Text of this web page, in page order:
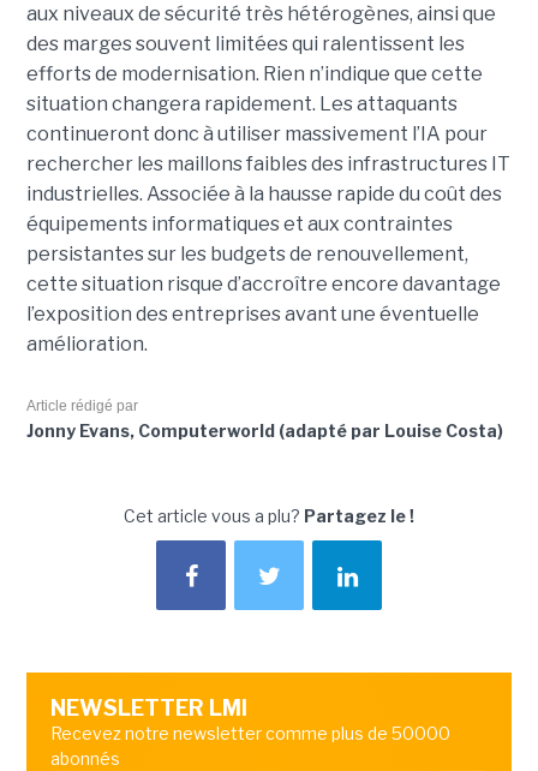
aux niveaux de sécurité très hétérogènes, ainsi que
des marges souvent limitées qui ralentissent les
efforts de modernisation. Rien n’indique que cette
situation changera rapidement. Les attaquants
continueront donc à utiliser massivement l’IA pour
rechercher les maillons faibles des infrastructures IT
industrielles. Associée à la hausse rapide du coût des
équipements informatiques et aux contraintes
persistantes sur les budgets de renouvellement,
cette situation risque d’accroître encore davantage
l’exposition des entreprises avant une éventuelle
amélioration.
Article rédigé par
Jonny Evans, Computerworld (adapté par Louise Costa)
Cet article vous a plu? Partagez le !
NEWSLETTER LMI
Recevez notre newsletter comme plus de 50000
abonnés